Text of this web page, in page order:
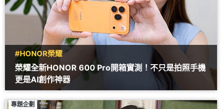
#HONOR榮耀
榮耀全新HONOR 600 Pro開箱實測！不只是拍照手機
更是AI創作神器
專題企劃